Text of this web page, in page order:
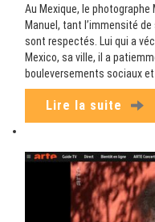
Au Mexique, le photographe
Manuel, tant l’immensité
sont respectés. Lui qui a
Mexico, sa ville, il a
bouleversements sociaux
Lire la suite